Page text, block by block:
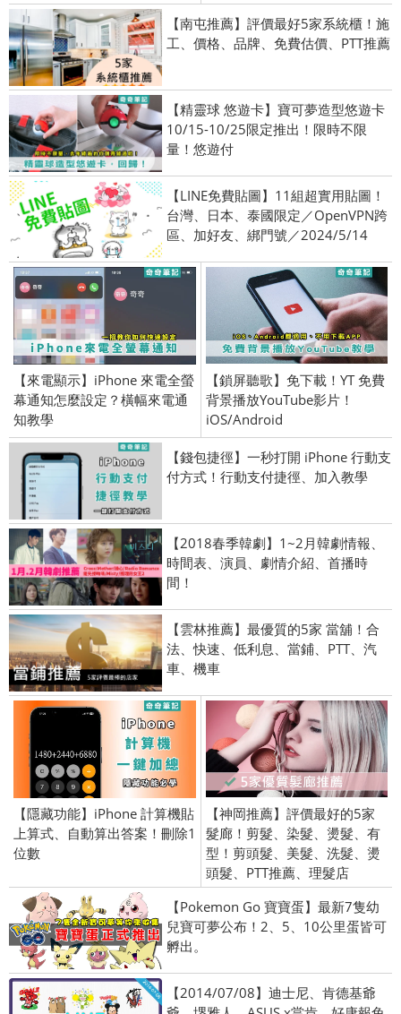
【南屯推薦】評價最好5家系統櫃！施
工、價格、品牌、免費估價、PTT推薦
【精靈球 悠遊卡】寶可夢造型悠遊卡
10/15-10/25限定推出！限時不限
量！悠遊付
【LINE免費貼圖】11組超實用貼圖！
台灣、日本、泰國限定／OpenVPN跨
區、加好友、綁門號／2024/5/14
【來電顯示】iPhone 來電全螢
幕通知怎麼設定？橫幅來電通
知教學
【鎖屏聽歌】免下載！YT 免費
背景播放YouTube影片！
iOS/Android
【錢包捷徑】一秒打開 iPhone 行動支
付方式！行動支付捷徑、加入教學
【2018春季韓劇】1~2月韓劇情報、
時間表、演員、劇情介紹、首播時
間！
【雲林推薦】最優質的5家 當舖！合
法、快速、低利息、當鋪、PTT、汽
車、機車
【隱藏功能】iPhone 計算機貼
上算式、自動算出答案！刪除1
位數
【神岡推薦】評價最好的5家
髮廊！剪髮、染髮、燙髮、有
型！剪頭髮、美髮、洗髮、燙
頭髮、PTT推薦、理髮店
【Pokemon Go 寶寶蛋】最新7隻幼
兒寶可夢公布！2、5、10公里蛋皆可
孵出。
【2014/07/08】迪士尼、肯德基爺